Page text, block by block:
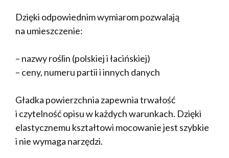
Dzięki odpowiednim wymiarom pozwalają
na umieszczenie:
– nazwy roślin (polskiej i łacińskiej)
– ceny, numeru partii i innych danych
Gładka powierzchnia zapewnia trwałość
i czytelność opisu w każdych warunkach. Dzięki
elastycznemu kształtowi mocowanie jest szybkie
i nie wymaga narzędzi.